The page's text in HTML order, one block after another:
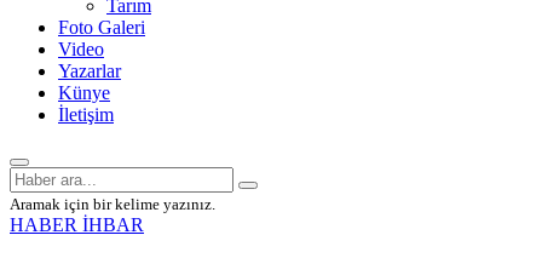
Tarım
Foto Galeri
Video
Yazarlar
Künye
İletişim
Aramak için bir kelime yazınız.
HABER İHBAR